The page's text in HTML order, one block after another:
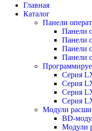
Главная
Каталог
Панели
Панели
Панели
Панели
Панели
Серия
Серия
Серия
Серия
Модули
BD-
Модули